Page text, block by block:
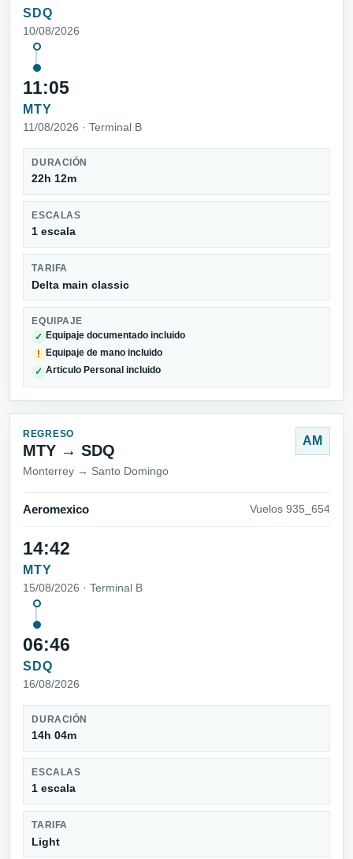
SDQ
10/08/2026
11:05
MTY
11/08/2026 · Terminal B
DURACIÓN
22h 12m
ESCALAS
1 escala
TARIFA
Delta main classic
EQUIPAJE
✓ Equipaje documentado incluido
! Equipaje de mano incluido
✓ Articulo Personal incluido
REGRESO
MTY → SDQ
Monterrey → Santo Domingo
AM
Aeromexico Vuelos 935_654
14:42
MTY
15/08/2026 · Terminal B
06:46
SDQ
16/08/2026
DURACIÓN
14h 04m
ESCALAS
1 escala
TARIFA
Light